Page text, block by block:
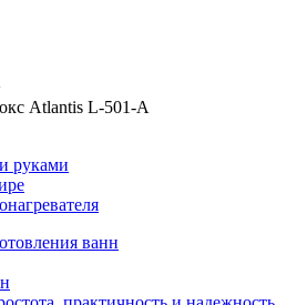
Atlantis L-501-A
руками
ванн